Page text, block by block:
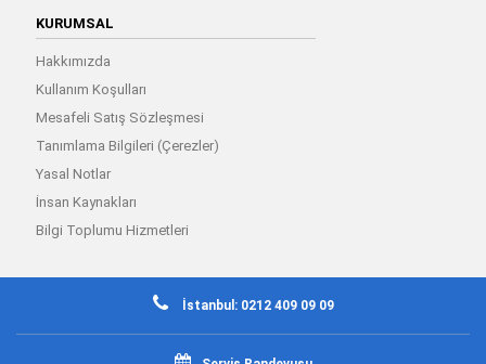
KURUMSAL
Hakkımızda
Kullanım Koşulları
Mesafeli Satış Sözleşmesi
Tanımlama Bilgileri (Çerezler)
Yasal Notlar
İnsan Kaynakları
Bilgi Toplumu Hizmetleri
İstanbul: 0212 409 09 09